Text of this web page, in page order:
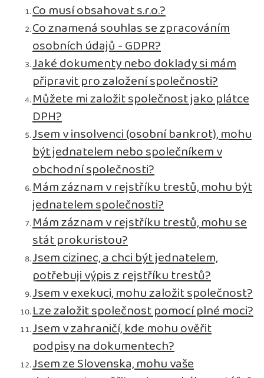
Co musí obsahovat s.r.o.?
Co znamená souhlas se zpracováním
osobních údajů - GDPR?
Jaké dokumenty nebo doklady si mám
připravit pro založení společnosti?
Můžete mi založit společnost jako plátce
DPH?
Jsem v insolvenci (osobní bankrot), mohu
být jednatelem nebo společníkem v
obchodní společnosti?
Mám záznam v rejstříku trestů, mohu být
jednatelem společnosti?
Mám záznam v rejstříku trestů, mohu se
stát prokuristou?
Jsem cizinec, a chci být jednatelem,
potřebuji výpis z rejstříku trestů?
Jsem v exekuci, mohu založit společnost?
Lze založit společnost pomocí plné moci?
Jsem v zahraničí, kde mohu ověřit
podpisy na dokumentech?
Jsem ze Slovenska, mohu vaše